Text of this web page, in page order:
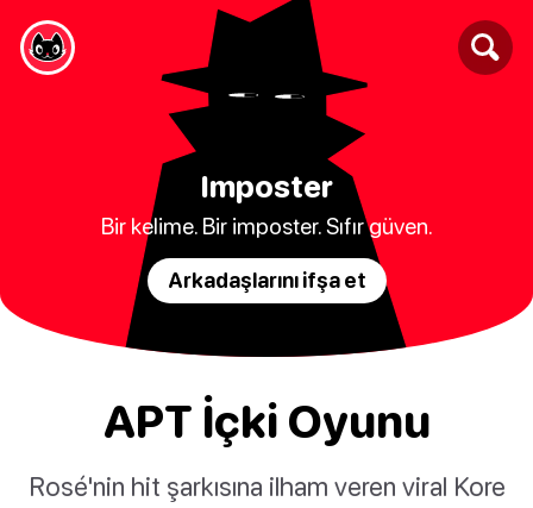
Imposter
Bir kelime. Bir imposter. Sıfır güven.
Arkadaşlarını ifşa et
APT İçki Oyunu
Rosé'nin hit şarkısına ilham veren viral Kore